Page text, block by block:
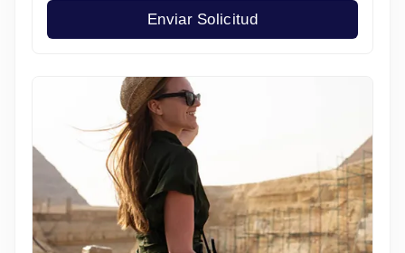
Enviar Solicitud